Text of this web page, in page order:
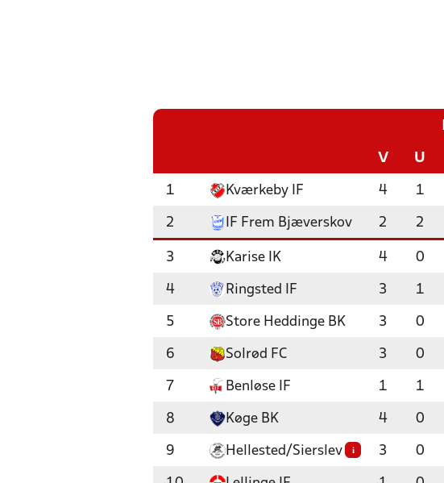
V U
1 Kværkeby IF 4 1
2 IF Frem Bjæverskov 2 2
3 Karise IK 4 0
4 Ringsted IF 3 1
5 Store Heddinge BK 3 0
6 Solrød FC 3 0
7 Benløse IF 1 1
8 Køge BK 4 0
9 Hellested/Sierslev i 3 0